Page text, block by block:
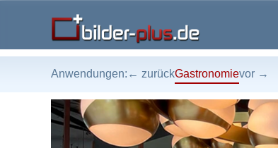
Anwendungen: ← zurückGastronomievor →